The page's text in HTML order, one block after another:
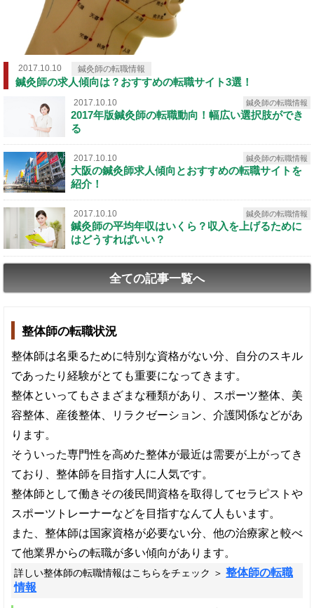
2017.10.10 鍼灸師の転職情報
鍼灸師の求人傾向は？おすすめの転職サイト3選！
2017.10.10 鍼灸師の転職情報
2017年版鍼灸師の転職動向！幅広い選択肢ができ
る
2017.10.10 鍼灸師の転職情報
大阪の鍼灸師求人傾向とおすすめの転職サイトを
紹介！
2017.10.10 鍼灸師の転職情報
鍼灸師の平均年収はいくら？収入を上げるために
はどうすればいい？
全ての記事一覧へ
整体師の転職状況
整体師は名乗るために特別な資格がない分、自分のスキル
であったり経験がとても重要になってきます。
整体といってもさまざまな種類があり、スポーツ整体、美
容整体、産後整体、リラクゼーション、介護関係などがあ
ります。
そういった専門性を高めた整体が最近は需要が上がってき
ており、整体師を目指す人に人気です。
整体師として働きその後民間資格を取得してセラピストや
スポーツトレーナーなどを目指すなんて人もいます。
また、整体師は国家資格が必要ない分、他の治療家と較べ
て他業界からの転職が多い傾向があります。
詳しい整体師の転職情報はこちらをチェック ＞整体師の転職
情報